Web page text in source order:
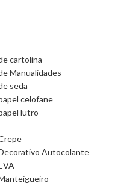
cartolina
Manualidades
seda
celofane
lutro
Autocolante